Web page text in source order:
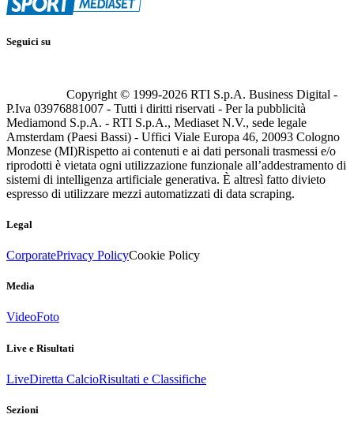
Seguici su
Copyright © 1999-2026 RTI S.p.A. Business Digital -
P.Iva 03976881007 - Tutti i diritti riservati - Per la pubblicità
Mediamond S.p.A. - RTI S.p.A., Mediaset N.V., sede legale
Amsterdam (Paesi Bassi) - Uffici Viale Europa 46, 20093 Cologno
Monzese (MI)Rispetto ai contenuti e ai dati personali trasmessi e/o
riprodotti è vietata ogni utilizzazione funzionale all’addestramento di
sistemi di intelligenza artificiale generativa. È altresì fatto divieto
espresso di utilizzare mezzi automatizzati di data scraping.
Legal
CorporatePrivacy PolicyCookie Policy
Media
VideoFoto
Live e Risultati
LiveDiretta CalcioRisultati e Classifiche
Sezioni